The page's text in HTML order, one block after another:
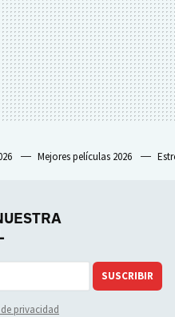
Mejores películas 2026
SUSCRIBIR
privacidad